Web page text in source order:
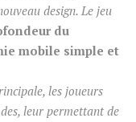
design. Le jeu
du
mobile simple et
les joueurs
leur permettant de